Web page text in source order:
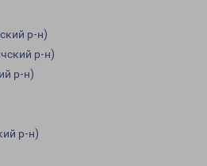
р-н)
р-н)
р-н)
р-н)